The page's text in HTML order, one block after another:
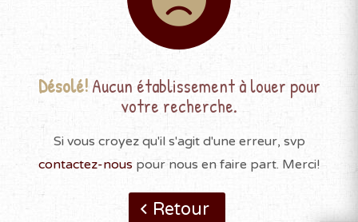
Désolé!Aucun établissement à louer pour
votre recherche.
Si vous croyez qu'il s'agit d'une erreur, svp
contactez-nous pour nous en faire part. Merci!
Retour